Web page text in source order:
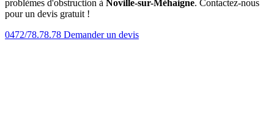
problèmes d'obstruction à Noville-sur-Méhaigne. Contactez-nous
pour un devis gratuit !
0472/78.78.78 Demander un devis